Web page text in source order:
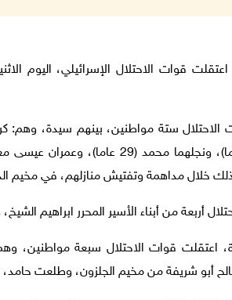
خلال مداهمة وتفتيش منازلهم، في مخيم
أربعة من أبناء الأسير المحرر ابراهيم
اعتقلت قوات الاحتلال سبعة
أبو شريفة من مخيم الجلزون، وطلعت